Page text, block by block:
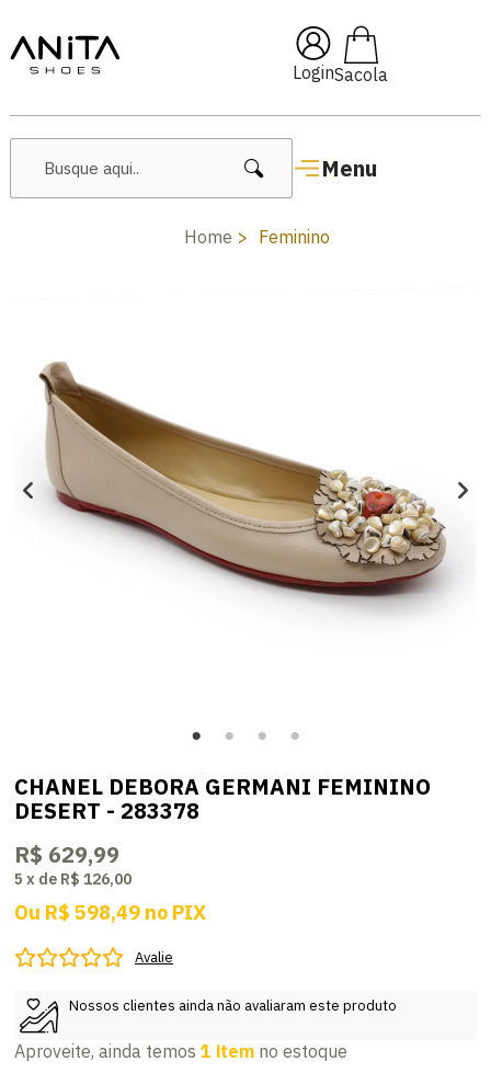
Login
Menu
🔥 Lançamentos Femininos
Home Feminino
CHANEL DEBORA GERMANI FEMININO
DESERT - 283378
R$ 629,99
5 x de R$ 126,00
Ou R$ 598,49 no PIX
Avalie
Nossos clientes ainda não avaliaram este produto
Aproveite, ainda temos1 item no estoque